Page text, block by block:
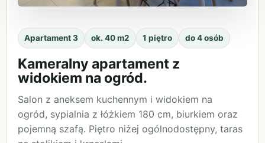
Apartament 3 ok. 40 m2 1 piętro do 4 osób
Kameralny apartament z
widokiem na ogród.
Salon z aneksem kuchennym i widokiem na
ogród, sypialnia z łóżkiem 180 cm, biurkiem oraz
pojemną szafą. Piętro niżej ogólnodostępny, taras